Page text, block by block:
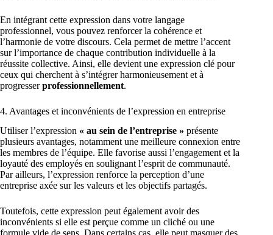
En intégrant cette expression dans votre langage
professionnel, vous pouvez renforcer la cohérence et
l’harmonie de votre discours. Cela permet de mettre l’accent
sur l’importance de chaque contribution individuelle à la
réussite collective. Ainsi, elle devient une expression clé pour
ceux qui cherchent à s’intégrer harmonieusement et à
progresserprofessionnellement.
4. Avantages et inconvénients de l’expression en entreprise
Utiliser l’expression « au sein de l’entreprise » présente
plusieurs avantages, notamment une meilleure connexion entre
les membres de l’équipe. Elle favorise aussi l’engagement et la
loyauté des employés en soulignant l’esprit de communauté.
Par ailleurs, l’expression renforce la perception d’une
entreprise axée sur les valeurs et les objectifs partagés.
Toutefois, cette expression peut également avoir des
inconvénients si elle est perçue comme un cliché ou une